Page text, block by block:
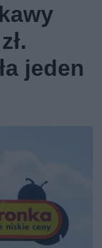
jeden